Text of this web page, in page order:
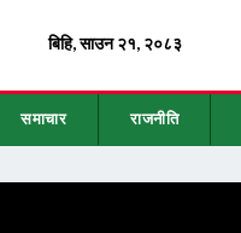
समाचार राजनीति